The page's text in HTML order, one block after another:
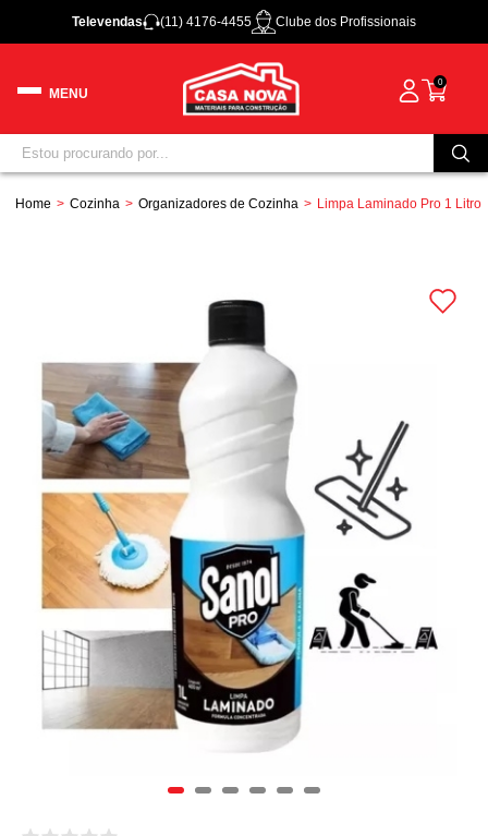
Televendas (11) 4176-4455 Clube dos Profissionais
0
Home Cozinha Organizadores de Cozinha Limpa Laminado Pro 1 Litro